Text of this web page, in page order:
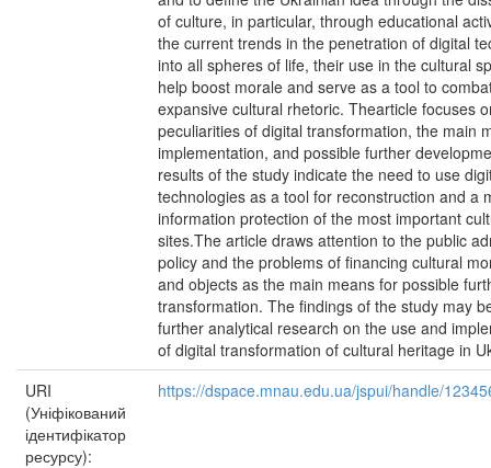
of culture, in particular, through educational
the current trends in the penetration of digital
into all spheres of life, their use in the cultural
help boost morale and serve as a tool to
expansive cultural rhetoric. Thearticle focuses
peculiarities of digital transformation, the main
implementation, and possible further
results of the study indicate the need to use
technologies as a tool for reconstruction and a
information protection of the most important
sites.The article draws attention to the public
policy and the problems of financing cultural
and objects as the main means for possible
transformation. The findings of the study may
further analytical research on the use and
of digital transformation of cultural heritage in
URI
(Уніфікований
ідентифікатор
ресурсу):
https://dspace.mnau.edu.ua/jspui/handle/